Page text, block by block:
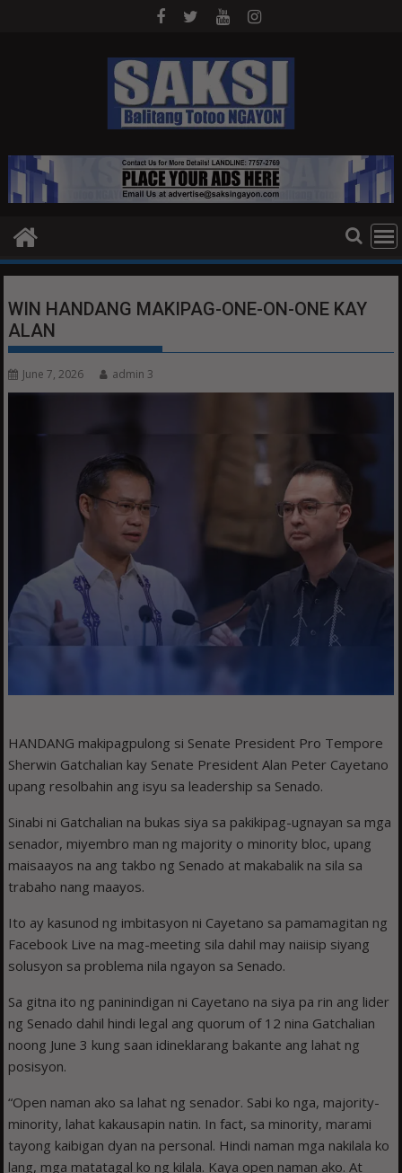
WIN HANDANG MAKIPAG-ONE-ON-ONE KAY
ALAN
June 7, 2026 admin 3
HANDANG makipagpulong si Senate President Pro Tempore
Sherwin Gatchalian kay Senate President Alan Peter Cayetano
upang resolbahin ang isyu sa leadership sa Senado.
Sinabi ni Gatchalian na bukas siya sa pakikipag-ugnayan sa mga
senador, miyembro man ng majority o minority bloc, upang
maisaayos na ang takbo ng Senado at makabalik na sila sa
trabaho nang maayos.
Ito ay kasunod ng imbitasyon ni Cayetano sa pamamagitan ng
Facebook Live na mag-meeting sila dahil may naiisip siyang
solusyon sa problema nila ngayon sa Senado.
Sa gitna ito ng paninindigan ni Cayetano na siya pa rin ang lider
ng Senado dahil hindi legal ang quorum of 12 nina Gatchalian
noong June 3 kung saan idineklarang bakante ang lahat ng
posisyon.
“Open naman ako sa lahat ng senador. Sabi ko nga, majority-
minority, lahat kakausapin natin. In fact, sa minority, marami
tayong kaibigan dyan na personal. Hindi naman mga nakilala ko
lang, mga matatagal ko ng kilala. Kaya open naman ako. At